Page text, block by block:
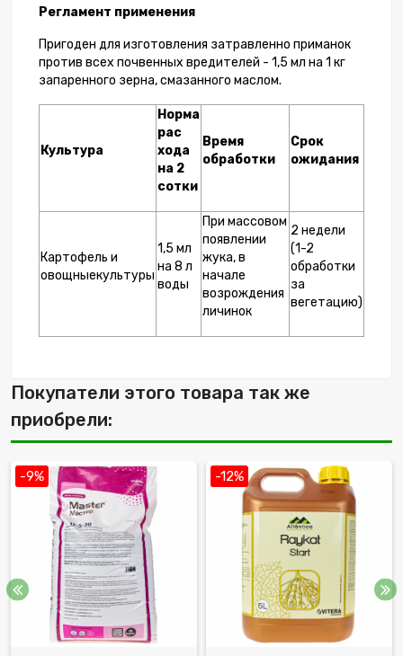
Регламент применения
Пригоден для изготовления затравленно приманок
против всех почвенных вредителей - 1,5 мл на 1 кг
запаренного зерна, смазанного маслом.
Культура
Норма
рас
хода
на 2
сотки
Время
обработки
Срок
ожидания
Картофель и
овощныекультуры
1,5 мл
на 8 л
воды
При массовом
появлении
жука, в
начале
возрождения
личинок
2 недели
(1-2
обработки
за
вегетацию)
Покупатели этого товара так же
приобрели:
-9% -12%